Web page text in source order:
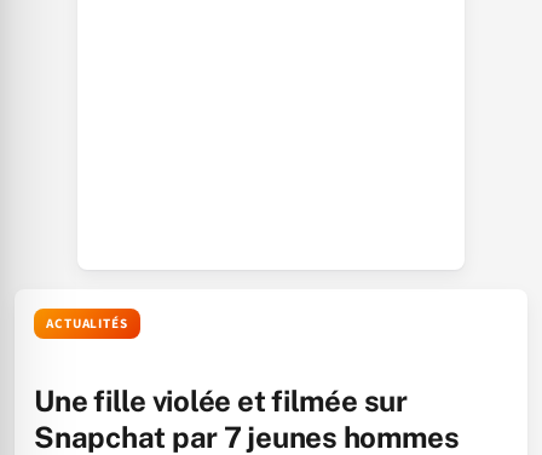
ACTUALITÉS
Une fille violée et filmée sur
Snapchat par 7 jeunes hommes